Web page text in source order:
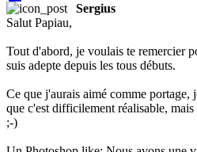
Sergius
Salut Papiau,
Tout d'abord, je voulais te remercier
suis adepte depuis les tous débuts.
Ce que j'aurais aimé comme portage,
que c'est difficilement réalisable,
;-)